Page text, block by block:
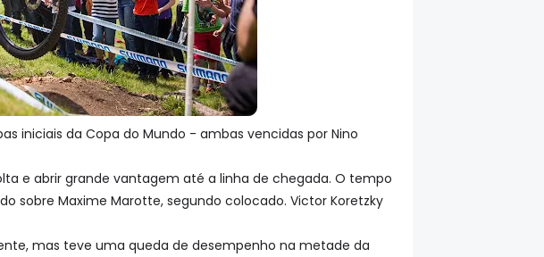
iniciais da Copa do Mundo - ambas vencidas por Nino
e abrir grande vantagem até a linha de chegada. O tempo
sobre Maxime Marotte, segundo colocado. Victor Koretzky
mas teve uma queda de desempenho na metade da